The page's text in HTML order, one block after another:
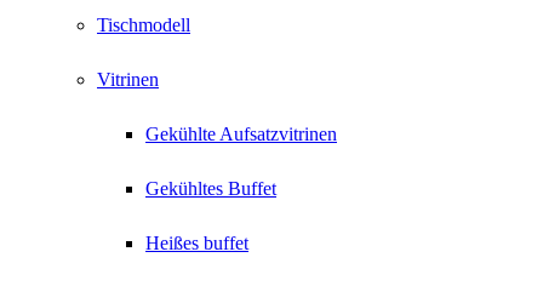
Tischmodell
Vitrinen
Gekühlte Aufsatzvitrinen
Gekühltes Buffet
Heißes buffet